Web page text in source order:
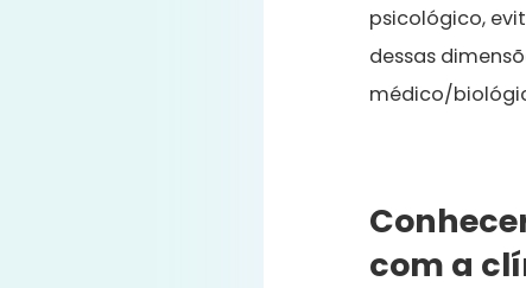
psicológico,
dessas
médico/
com a